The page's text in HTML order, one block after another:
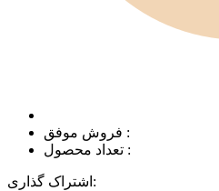
فروش موفق :
تعداد محصول :
اشتراک گذاری: